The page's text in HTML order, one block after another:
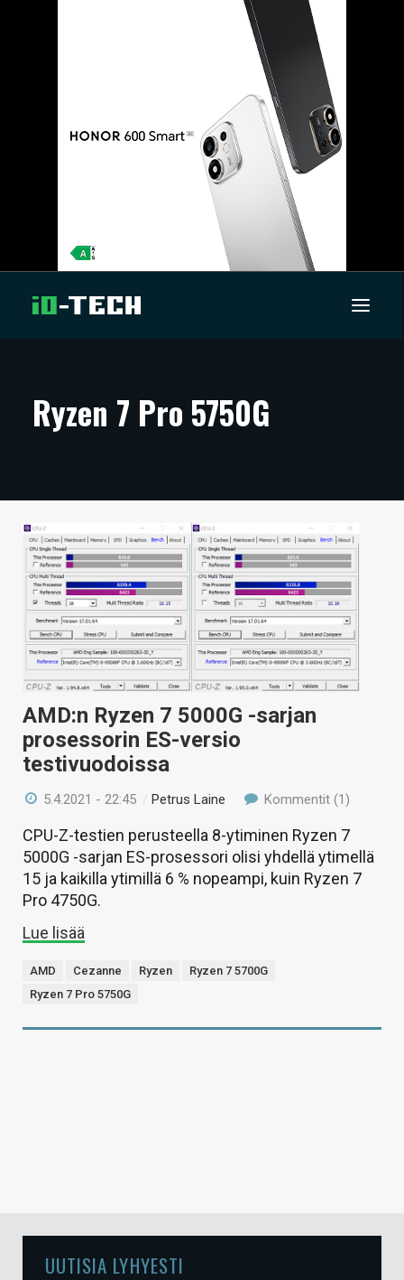
ARTIKKELIT
TECHBBS
TIETOA
HINTA.FI
KAUPPA
VAIHDA TEEMA
HAKU
Ryzen 7 Pro 5750G
AMD:n Ryzen 7 5000G -sarjan
prosessorin ES-versio
testivuodoissa
5.4.2021 - 22:45 /Petrus Laine Kommentit (1)
CPU-Z-testien perusteella 8-ytiminen Ryzen 7
5000G -sarjan ES-prosessori olisi yhdellä ytimellä
15 ja kaikilla ytimillä 6 % nopeampi, kuin Ryzen 7
Pro 4750G.
Lue lisää
AMD Cezanne Ryzen
Ryzen 7 5700G
Ryzen 7 Pro 5750G
UUTISIA LYHYESTI